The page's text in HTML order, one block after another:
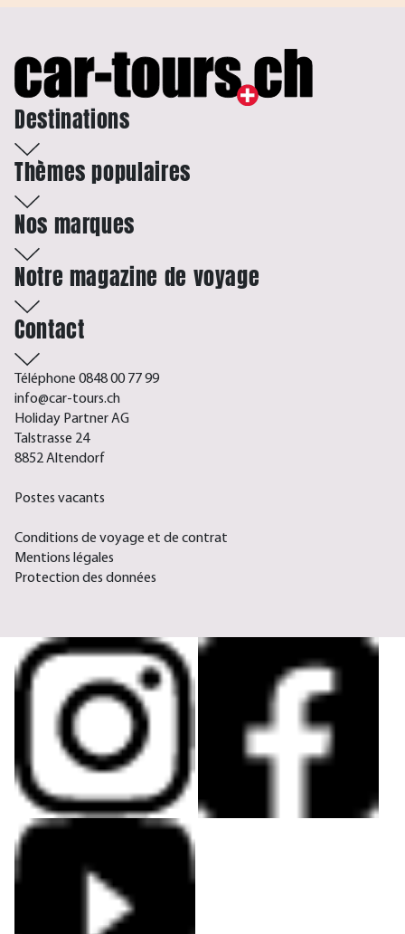
Destinations
Thèmes populaires
Nos marques
Notre magazine de voyage
Contact
Téléphone 0848 00 77 99
info@car-tours.ch
Holiday Partner AG
Talstrasse 24
8852 Altendorf
Postes vacants
Conditions de voyage et de contrat
Mentions légales
Protection des données